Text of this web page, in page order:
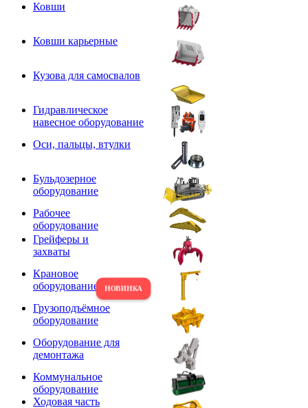
Ковши
Ковши карьерные
Кузова для самосвалов
Гидравлическое
навесное оборудование
Оси, пальцы, втулки
Бульдозерное
оборудование
Рабочее
оборудование
Грейферы и
захваты
Крановое
оборудование
Грузоподъёмное
оборудование
Оборудование для
демонтажа
Коммунальное
оборудование
Ходовая часть